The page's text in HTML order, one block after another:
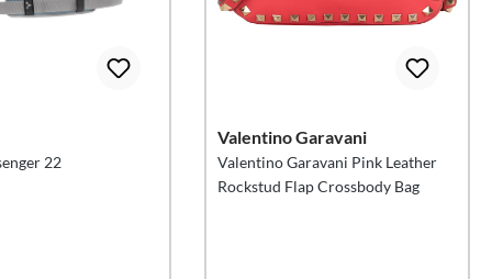
22
Valentino Garavani
Valentino Garavani Pink Leather
Rockstud Flap Crossbody Bag